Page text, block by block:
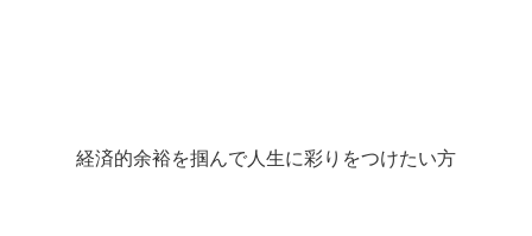
経済的余裕を掴んで人生に彩りをつけたい方